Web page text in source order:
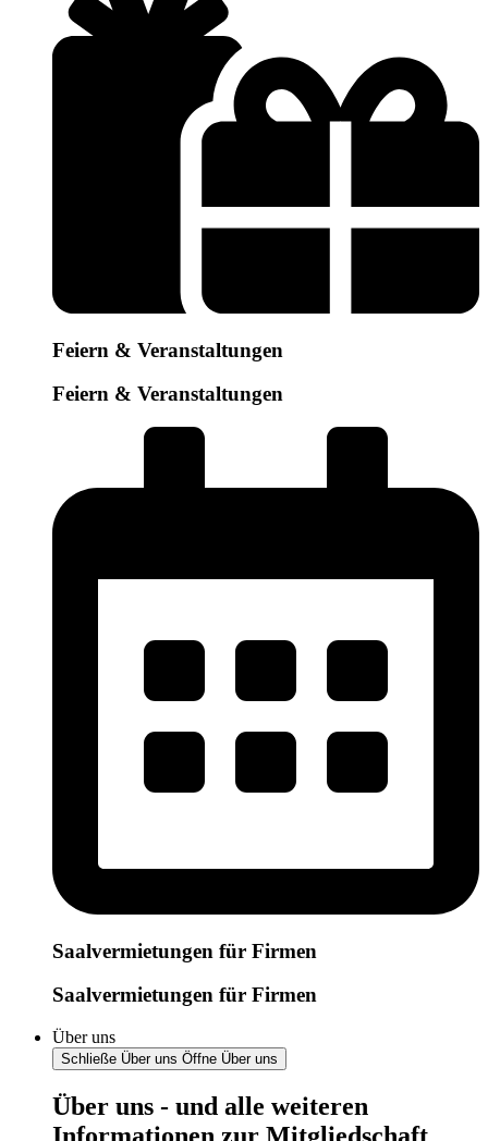
Feiern & Veranstaltungen
Feiern & Veranstaltungen
Saalvermietungen für Firmen
Saalvermietungen für Firmen
Über uns
Schließe Über uns Öffne Über uns
Über uns - und alle weiteren